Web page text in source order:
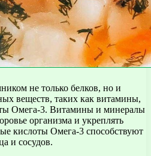
не только белков, но и
веществ, таких как витамины,
Омега-3. Витамины и минералы
организма и укреплять
кислоты Омега-3 способствуют
и сосудов.